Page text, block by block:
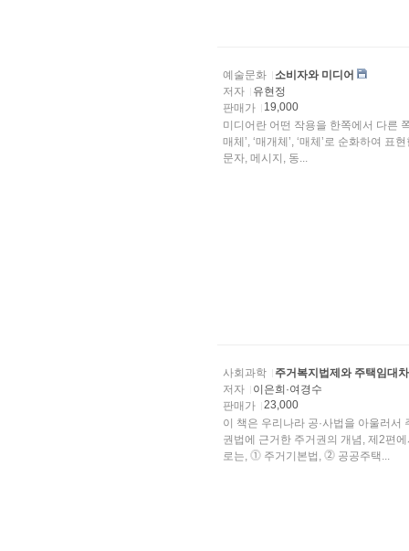
예술문화
소비자와 미디어
저자
유현정
판매가
19,000
미디어란 어떤 작용을 한쪽에서 다른
매체’, ‘매개체’, ‘매체’로 순화하여
문자, 메시지, 동...
사회과학
주거복지법제와 주택임대
저자
이은희·여경수
판매가
23,000
이 책은 우리나라 공·사법을 아울러
권법에 근거한 주거권의 개념, 제2편
로는, ⓵ 주거기본법, ⓶ 공공주택...